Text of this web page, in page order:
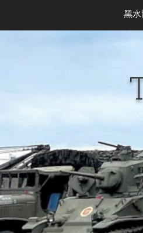
黑水